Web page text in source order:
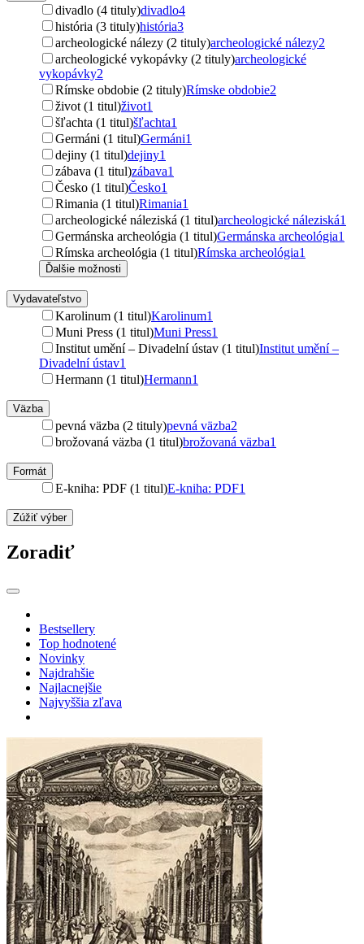
divadlo (4 tituly)divadlo4
história (3 tituly)história3
archeologické nálezy (2 tituly)archeologické nálezy2
archeologické vykopávky (2 tituly)archeologické
vykopávky2
Rímske obdobie (2 tituly)Rímske obdobie2
život (1 titul)život1
šľachta (1 titul)šľachta1
Germáni (1 titul)Germáni1
dejiny (1 titul)dejiny1
zábava (1 titul)zábava1
Česko (1 titul)Česko1
Rimania (1 titul)Rimania1
archeologické náleziská (1 titul)archeologické náleziská1
Germánska archeológia (1 titul)Germánska archeológia1
Rímska archeológia (1 titul)Rímska archeológia1
Ďalšie možnosti
Vydavateľstvo
Karolinum (1 titul)Karolinum1
Muni Press (1 titul)Muni Press1
Institut umění – Divadelní ústav (1 titul)Institut umění –
Divadelní ústav1
Hermann (1 titul)Hermann1
Väzba
pevná väzba (2 tituly)pevná väzba2
brožovaná väzba (1 titul)brožovaná väzba1
Formát
E-kniha: PDF (1 titul)E-kniha: PDF1
Zúžiť výber
Zoradiť
Bestsellery
Top hodnotené
Novinky
Najdrahšie
Najlacnejšie
Najvyššia zľava